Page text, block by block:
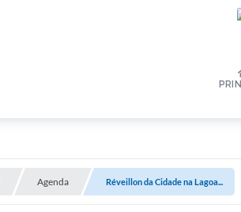
Agenda Réveillon da Cidade na Lagoa...